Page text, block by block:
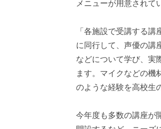
メニューが用意されて
「各施設で受講する
に同行して、声優の講
などについて学び、実
ます。マイクなどの機
のような経験を高校生
今年度も多数の講座が